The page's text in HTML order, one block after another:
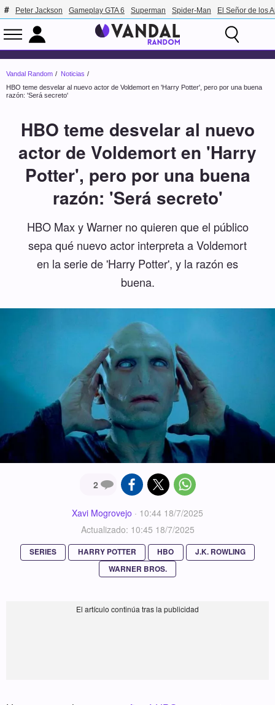
Peter Jackson Gameplay GTA 6 Superman Spider-Man El Señor de los
Vandal Random
Noticias
HBO teme desvelar al nuevo actor de Voldemort en 'Harry Potter', pero por una buena
razón: 'Será secreto'
HBO teme desvelar al nuevo
actor de Voldemort en 'Harry
Potter', pero por una buena
razón: 'Será secreto'
HBO Max y Warner no quieren que el público
sepa qué nuevo actor interpreta a Voldemort
en la serie de 'Harry Potter', y la razón es
buena.
2
Xavi Mogrovejo · 10:44 18/7/2025
Actualizado: 10:45 18/7/2025
SERIES HARRY POTTER HBO
J.K. ROWLING
WARNER BROS.